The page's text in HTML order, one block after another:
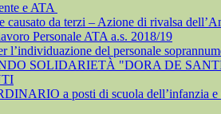
e ATA
causato da terzi – Azione di rivalsa
Personale ATA a.s. 2018/19
l’individuazione del personale
SOLIDARIETÀ "DORA DE
a posti di scuola dell’infanzia e